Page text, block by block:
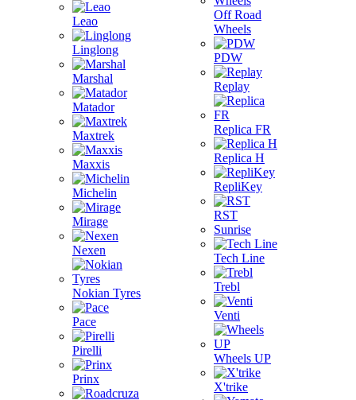
Leao
Linglong
Marshal
Matador
Maxtrek
Maxxis
Michelin
Mirage
Nexen
Nokian Tyres
Pace
Pirelli
Prinx
Off Road
Wheels
PDW
Replay
Replica FR
Replica H
RepliKey
RST
Sunrise
Tech Line
Trebl
Venti
Wheels UP
X'trike